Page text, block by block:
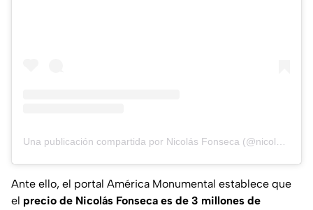
Una publicación compartida por Nicolás Fonseca (@nicolas____fonseca)
Ante ello, el portal América Monumental establece que
el precio de Nicolás Fonseca es de 3 millones de